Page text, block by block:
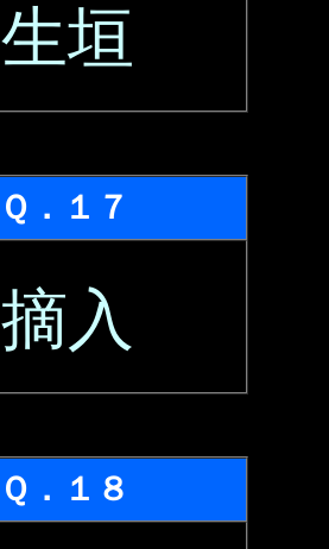
生垣
Ｑ．１７
摘入
Ｑ．１８